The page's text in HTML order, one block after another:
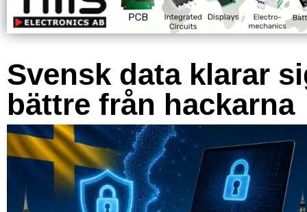
Svensk data klarar
bättre från hackarna